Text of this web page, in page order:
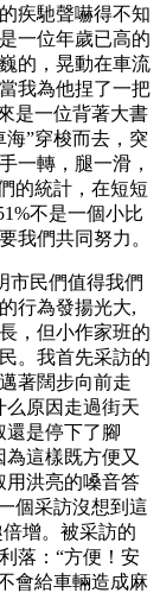
疾馳聲嚇得不知
一位年歲已高的
的，晃動在車流
我為他捏了一把
是一位背著大書
”穿梭而去，突
一轉，腿一滑，
的統計，在短短
不是一個小比
我們共同努力。
市民們值得我們
行為發揚光大,
，但小作家班的
。我首先采訪的
著闊步向前走
么原因走過街天
還是停下了腳
這樣既方便又
用洪亮的嗓音答
個采訪沒想到這
增。被采訪的
落：“方便！安
會給車輛造成麻